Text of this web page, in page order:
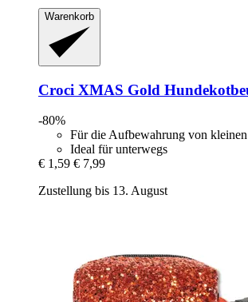
Warenkorb
Croci XMAS Gold
-80%
Für die Aufbewahrung von
Ideal für unterwegs
€ 1,59 € 7,99
Zustellung bis 13. August